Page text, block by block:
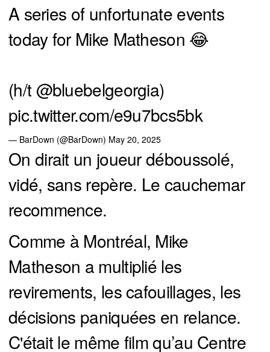
A series of unfortunate events
today for Mike Matheson 😂
(h/t @bluebelgeorgia)
pic.twitter.com/e9u7bcs5bk
— BarDown (@BarDown) May 20, 2025
On dirait un joueur déboussolé,
vidé, sans repère. Le cauchemar
recommence.
Comme à Montréal, Mike
Matheson a multiplié les
revirements, les cafouillages, les
décisions paniquées en relance.
C'était le même film qu’au Centre